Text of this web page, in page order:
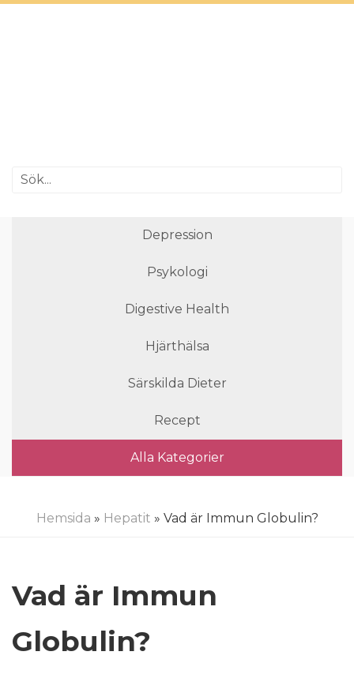
Depression
Psykologi
Digestive Health
Hjärthälsa
Särskilda Dieter
Recept
Alla Kategorier
Hemsida » Hepatit » Vad är Immun Globulin?
Vad är Immun
Globulin?